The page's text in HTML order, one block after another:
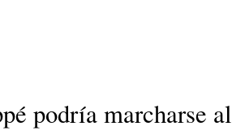
podría marcharse al